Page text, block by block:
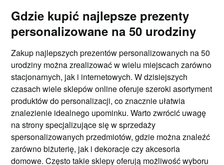
Gdzie kupić najlepsze prezenty
personalizowane na 50 urodziny
Zakup najlepszych prezentów personalizowanych na 50
urodziny można zrealizować w wielu miejscach zarówno
stacjonarnych, jak i internetowych. W dzisiejszych
czasach wiele sklepów online oferuje szeroki asortyment
produktów do personalizacji, co znacznie ułatwia
znalezienie idealnego upominku. Warto zwrócić uwagę
na strony specjalizujące się w sprzedaży
spersonalizowanych przedmiotów, gdzie można znaleźć
zarówno biżuterię, jak i dekoracje czy akcesoria
domowe. Często takie sklepy oferują możliwość wyboru